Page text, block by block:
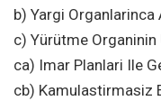
b) Yargi Organlarinca
c) Yürütme
ca) Imar Planlari Ile
cb) Kamulastirmasiz